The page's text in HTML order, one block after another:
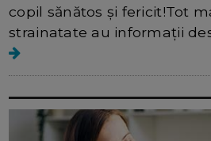
copil sănătos și fericit!Tot
strainatate au informații